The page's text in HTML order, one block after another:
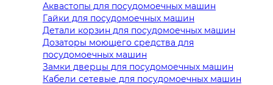
Аквастопы для посудомоечных машин
Гайки для посудомоечных машин
Детали корзин для посудомоечных машин
Дозаторы моющего средства для
посудомоечных машин
Замки дверцы для посудомоечных машин
Кабели сетевые для посудомоечных машин